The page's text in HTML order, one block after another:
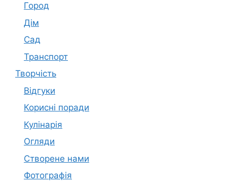
Город
Дім
Сад
Транспорт
Творчість
Відгуки
Корисні поради
Кулінарія
Огляди
Створене нами
Фотографія